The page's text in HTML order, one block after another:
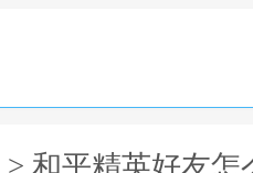
> 和平精英好友